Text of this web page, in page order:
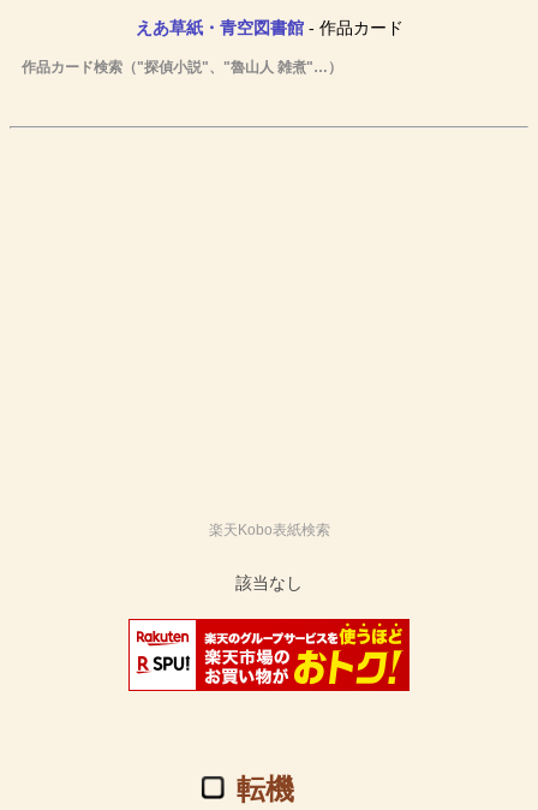
えあ草紙・青空図書館- 作品カード
作品カード検索（"探偵小説"、"魯山人 雑煮"…）
楽天Kobo表紙検索
転機